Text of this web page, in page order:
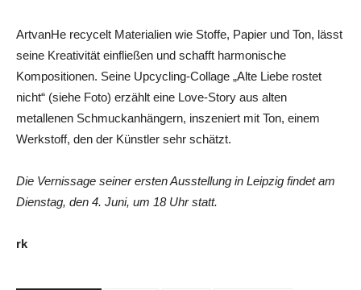
ArtvanHe recycelt Materialien wie Stoffe, Papier und Ton, lässt
seine Kreativität einfließen und schafft harmonische
Kompositionen. Seine Upcycling-Collage „Alte Liebe rostet
nicht“ (siehe Foto) erzählt eine Love-Story aus alten
metallenen Schmuckanhängern, inszeniert mit Ton, einem
Werkstoff, den der Künstler sehr schätzt.
Die Vernissage seiner ersten Ausstellung in Leipzig findet am
Dienstag, den 4. Juni, um 18 Uhr statt.
rk